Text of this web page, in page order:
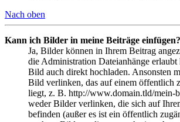
Nach oben
Kann ich Bilder in meine Beiträge einfügen?
Ja, Bilder können in Ihrem Beitrag
die Administration Dateianhänge erlaubt
Bild auch direkt hochladen. Ansonsten
Bild verlinken, das auf einem öffentlich
liegt, z. B. http://www.domain.tld/mein-
weder Bilder verlinken, die sich auf
befinden (außer es ist ein öffentlich